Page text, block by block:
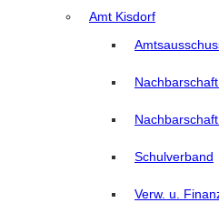
Amt Kisdorf
Schulverband
Verw. u.